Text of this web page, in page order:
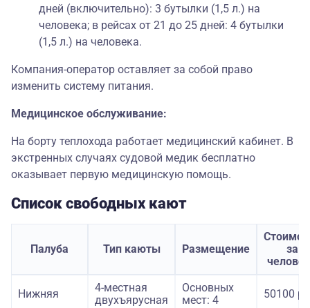
дней (включительно): 3 бутылки (1,5 л.) на
человека; в рейсах от 21 до 25 дней: 4 бутылки
(1,5 л.) на человека.
Компания-оператор оставляет за собой право
изменить систему питания.
Медицинское обслуживание:
На борту теплохода работает медицинский кабинет. В
экстренных случаях судовой медик бесплатно
оказывает первую медицинскую помощь.
Список свободных кают
Палуба Тип каюты Размещение
за
Нижняя
4-местная
двухъярусная
Основных
мест: 4
50100